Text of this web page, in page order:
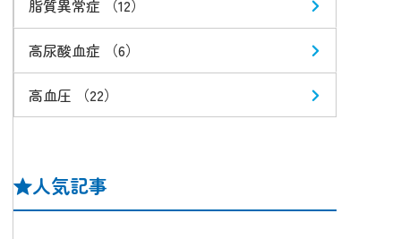
脂質異常症 （12）
高尿酸血症 （6）
高血圧 （22）
人気記事